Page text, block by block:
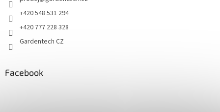
+420 548 531 294
+420 777 228 328
Gardentech CZ
Facebook